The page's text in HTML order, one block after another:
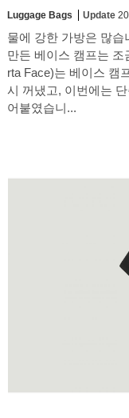
Luggage Bags Update
물에 강한 가방은 많습
만든 베이스 캠프는
rta Face)는 베이스 캠
시 꺼냈고, 이번에는
어붙였습니...